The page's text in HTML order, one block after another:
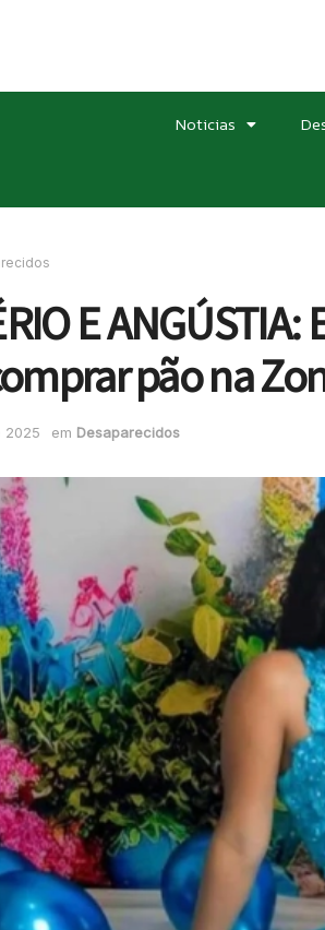
Noticias
E
pão na
2025 em Desaparecidos